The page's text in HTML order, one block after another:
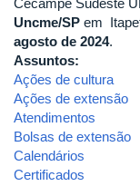
Uncme/SP em
agosto de 2024.
Assuntos:
Ações de cultura
Ações de extensão
Atendimentos
Bolsas de extensão
Calendários
Certificados